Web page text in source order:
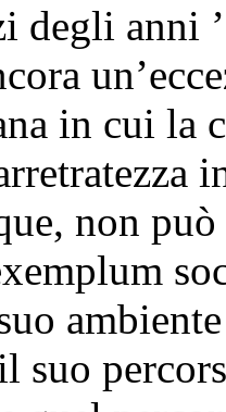
degli anni
in cui la
non
suo